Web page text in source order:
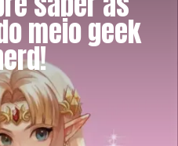
meio geek